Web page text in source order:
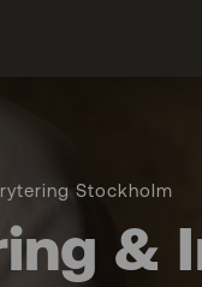
Stockholm
&